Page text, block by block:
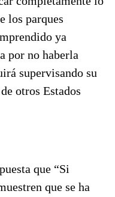
los parques
ya
por no haberla
supervisando su
otros Estados
que “Si
que se ha